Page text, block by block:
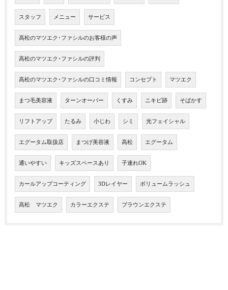
スタッフ メニュー サービス
高松のマツエク･ファシルのお客様の声
高松のマツエク･ファシルの評判
高松のマツエク･ファシルの口コミ情報 コンセプト マツエク
まつ毛美容液 ターンオーバー くすみ ニキビ跡 そばかす
リフトアップ たるみ 小じわ シミ 光フェイシャル
エグータム取扱店 まつげ美容液 高松 エグータム
通いやすい キッズスペースあり 子連れOK
カールアップコーティング 3Dレイヤー ボリュームラッシュ
高松 マツエク カラーエクステ ブラウンエクステ